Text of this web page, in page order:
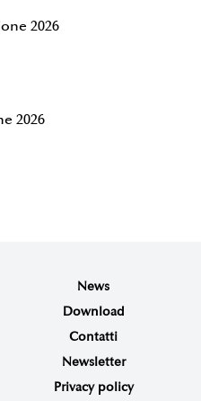
2026
News
Download
Contatti
Newsletter
Privacy policy